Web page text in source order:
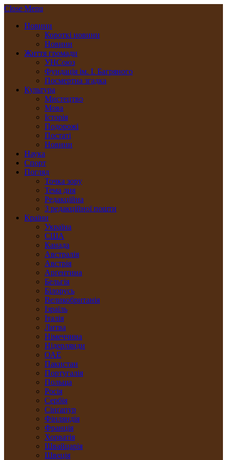
Close Menu
Новини
Короткі новини
Новини
Життя громади
УНСоюз
Фундація ім. І. Багряного
Посмертна згадка
Культура
Мистецтво
Мова
Історія
Подорожі
Постаті
Новини
Наука
Спорт
Погляд
Точка зору
Тема дня
Редакційна
З редакційної пошти
Країни
Україна
США
Канада
Австралія
Австрія
Арґентина
Бельгія
Білорусь
Великобританія
Ізраїль
Італія
Литва
Німеччина
Нідерлянди
ОАЕ
Пакистан
Португалія
Польща
Росія
Сербія
Сінґапур
Фінляндія
Франція
Хорватія
Швайцарія
Швеція